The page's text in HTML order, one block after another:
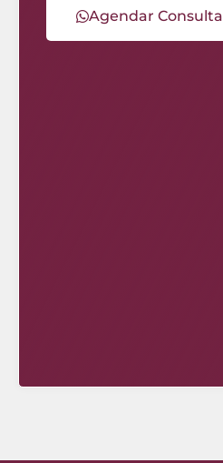
Agendar Consulta